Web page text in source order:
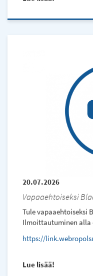
20.07.2026
Vapaaehtoiseksi
Tule vapaaehtoiseksi
Ilmoittautuminen alla
https://
Lue lisää